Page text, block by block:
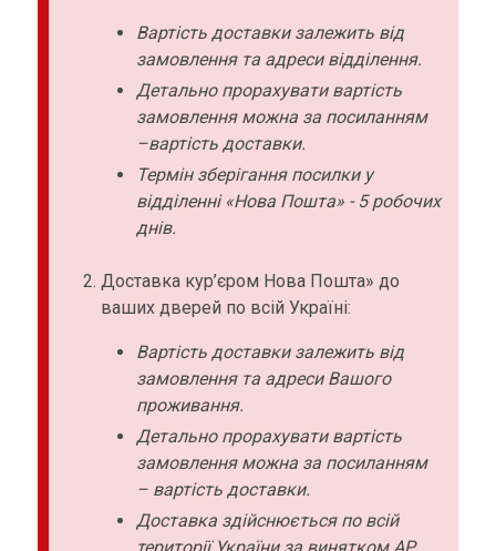
Вартість доставки залежить від
замовлення та адреси відділення.
Детально прорахувати вартість
замовлення можна за посиланням
–вартість доставки.
Термін зберігання посилки у
відділенні «Нова Пошта» - 5 робочих
днів.
Доставка кур’єром Нова Пошта» до
ваших дверей по всій Україні:
Вартість доставки залежить від
замовлення та адреси Вашого
проживання.
Детально прорахувати вартість
замовлення можна за посиланням
– вартість доставки.
Доставка здійснюється по всій